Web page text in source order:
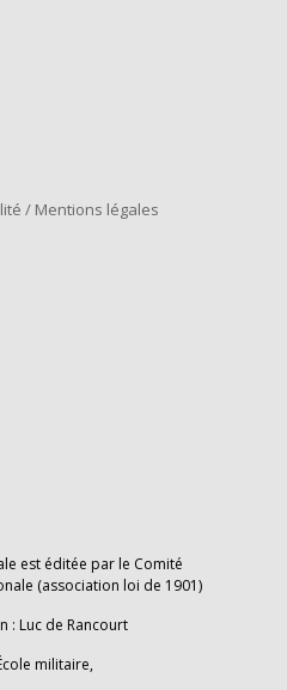
/ Mentions légales
est éditée par le Comité
(association loi de 1901)
: Luc de Rancourt
militaire,